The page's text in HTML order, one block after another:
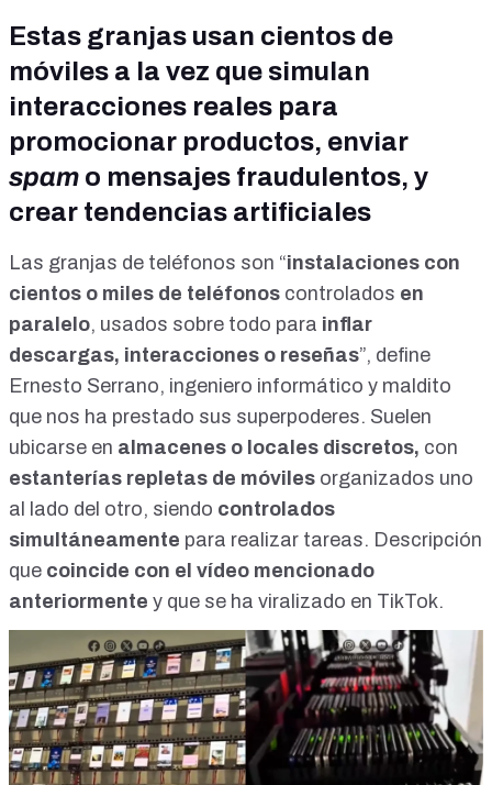
Estas granjas usan cientos de
móviles a la vez que simulan
interacciones reales para
promocionar productos, enviar
spam o mensajes fraudulentos, y
crear tendencias artificiales
Las granjas de teléfonos son “instalaciones con
cientos o miles de teléfonos controlados en
paralelo, usados sobre todo para inflar
descargas, interacciones o reseñas”, define
Ernesto Serrano, ingeniero informático y maldito
que nos ha prestado sus superpoderes. Suelen
ubicarse en almacenes o locales discretos, con
estanterías repletas de móviles organizados uno
al lado del otro, siendo controlados
simultáneamente para realizar tareas. Descripción
que coincide con el vídeo mencionado
anteriormente y que se ha viralizado en TikTok.